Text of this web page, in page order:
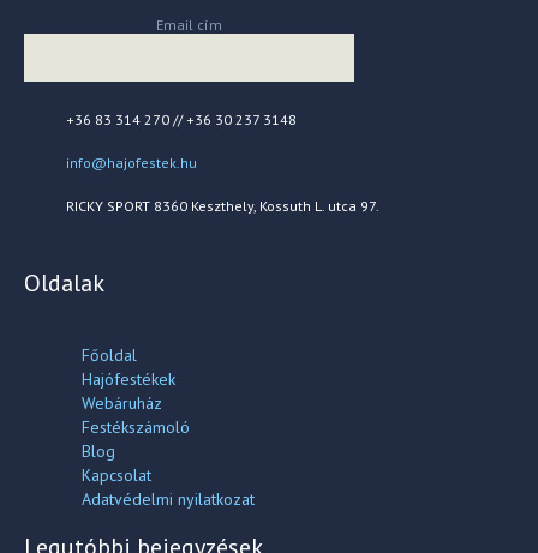
Email cím
+36 83 314 270 // +36 30 237 3148
info@hajofestek.hu
RICKY SPORT 8360 Keszthely, Kossuth L. utca 97.
Oldalak
Főoldal
Hajófestékek
Webáruház
Festékszámoló
Blog
Kapcsolat
Adatvédelmi nyilatkozat